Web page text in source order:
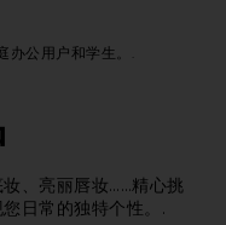
公用户和学生。.
、亮丽唇妆……精心挑
日常的独特个性。.